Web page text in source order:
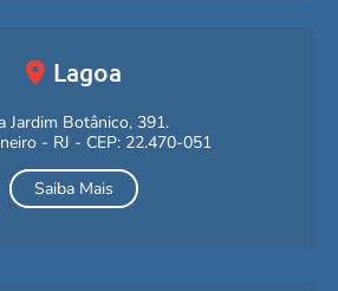
Lagoa
Jardim Botânico, 391.
- RJ - CEP: 22.470-051
Saiba Mais